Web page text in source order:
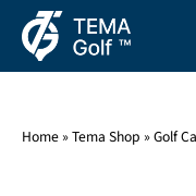
Home »Tema Shop »Golf